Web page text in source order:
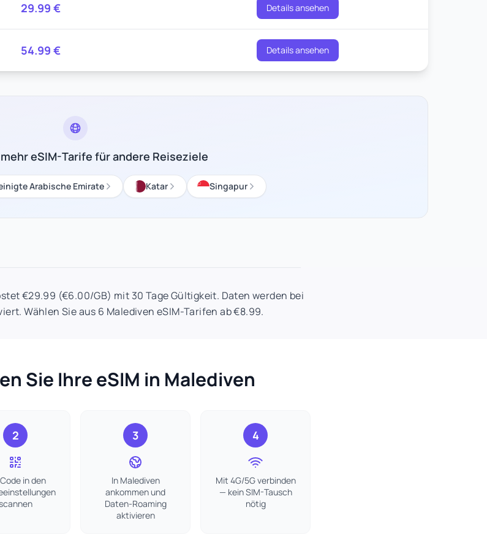
29.99 € Details ansehen
54.99 € Details ansehen
eSIM-Tarife für andere Reiseziele
Arabische Emirate Katar Singapur
€29.99 (€6.00/GB) mit 30 Tage Gültigkeit. Daten werden bei
Wählen Sie aus 6 Malediven eSIM-Tarifen ab €8.99.
Sie Ihre eSIM in Malediven
2
in den
3
In Malediven
ankommen und
Daten-Roaming
aktivieren
4
Mit 4G/5G verbinden
— kein SIM-Tausch
nötig